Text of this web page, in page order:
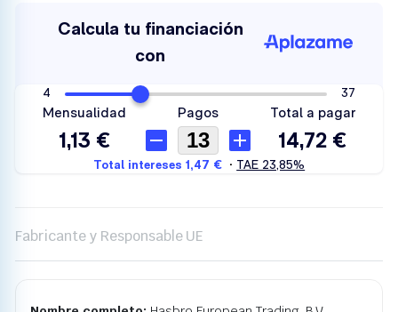
Fabricante y Responsable UE